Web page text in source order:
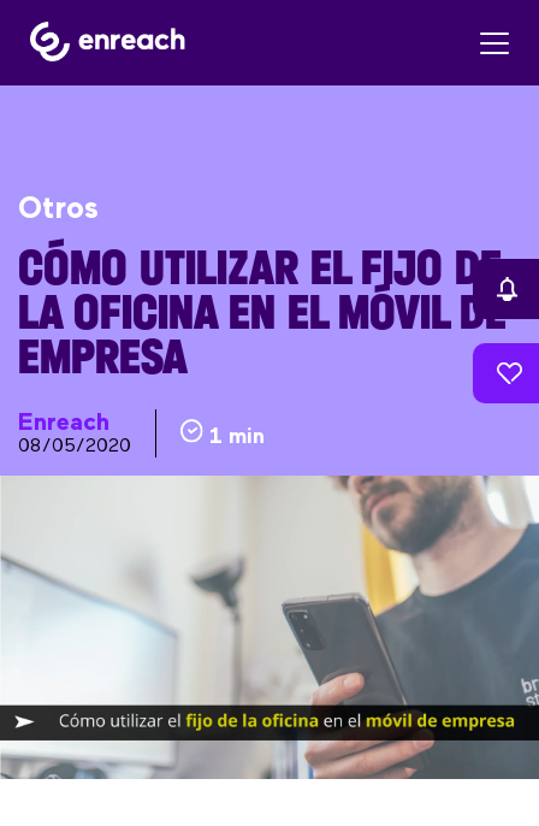
Otros
CÓMO UTILIZAR EL FIJO DE
LA OFICINA EN EL MÓVIL DE
EMPRESA
Enreach
08/05/2020 1 min